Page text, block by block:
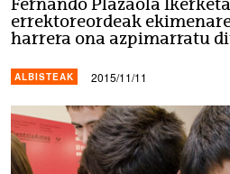
Fernando Plazaola
errektoreordeak
harrera ona azpimarratu
ALBISTEAK 2015/11/11